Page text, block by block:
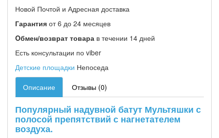
Новой Почтой и Адресная доставка
Гарантия от 6 до 24 месяцев
Oбмен/возврат товара в течении 14 дней
Есть консультации по viber
Детские площадки Непоседа
Описание Отзывы (0)
Популярный надувной батут Мультяшки с
полосой препятствий с нагнетателем
воздуха.